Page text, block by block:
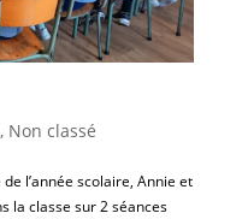
, Non classé
l’année scolaire, Annie et
la classe sur 2 séances